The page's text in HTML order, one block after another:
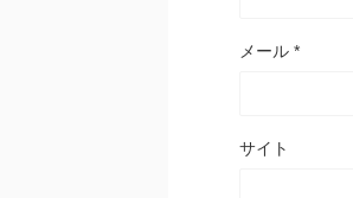
メール *
サイト